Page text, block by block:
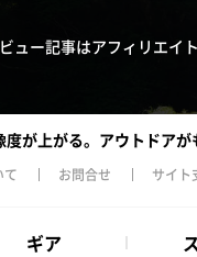
ュー記事はアフィリエイ
度が上がる。アウトドアが
て お問合せ サイト
ギア